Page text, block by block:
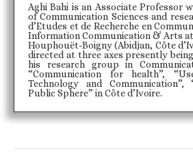
Aghi Bahi is an Associate Professor
of Communication Sciences and
d’Etudes et de Recherche en
Information Communication & Arts
Houphouët-Boigny (Abidjan, Côte
directed at three axes presently
his research group in
“Communication for health”,
Technology and Communication”,
Public Sphere” in Côte d’Ivoire.